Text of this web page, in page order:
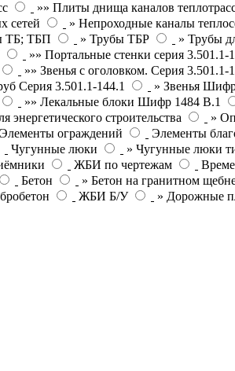
»» Плиты днища каналов
сетей » Непроходные каналы
ТБ; ТБП » Трубы ТБР » Трубы
»» Портальные стенки серия 3.501.1-
»» Звенья с оголовком. Серия 3.501.1-
Серия 3.501.1-144.1 » Звенья
»» Лекальные блоки Шифр 1484 В.1
энергетического строительства »
Элементы ограждений Элементы
Чугунные люки » Чугунные люки
ЖБИ по чертежам
Бетон » Бетон на гранитном
ЖБИ Б/У » Дорожные